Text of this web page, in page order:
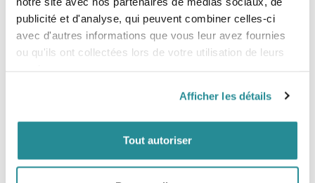
publicité et d'analyse, qui peuvent combiner celles-ci
avec d'autres informations que vous leur avez fournies
ou qu'ils ont collectées lors de votre utilisation de leurs
Afficher les détails
Tout autoriser
Choix du Chicken Loop
ATTENTION - Barre livrée sans chicken loop.
Duotone propose 4 nouveaux chicken loops à ses riders.
: Pour tous les riders possédant un
Freestyle Kit / Wakestyle Kit: Pour tous les riders